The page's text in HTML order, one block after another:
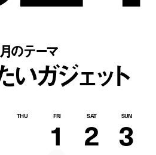
のテーマ
いガジェット
THU FRI SAT SUN
1 2 3